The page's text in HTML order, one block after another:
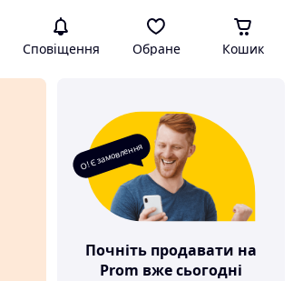
Сповіщення Обране Кошик
О! Є замовлення
Почніть продавати на
Prom вже сьогодні